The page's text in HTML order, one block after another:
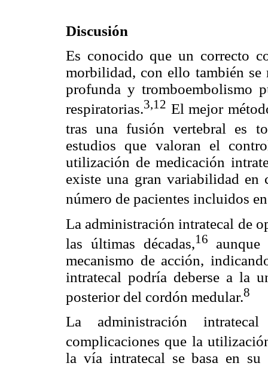
Discusión
Es conocido que un correcto
morbilidad, con ello también se
profunda y tromboembolismo
respiratorias.3,12 El mejor
tras una fusión vertebral es
estudios que valoran el
utilización de medicación
existe una gran variabilidad en
número de pacientes incluidos
La administración intratecal de
las últimas décadas,16
mecanismo de acción,
intratecal podría deberse a la
posterior del cordón medular.8
La administración
complicaciones que la
la vía intratecal se basa en